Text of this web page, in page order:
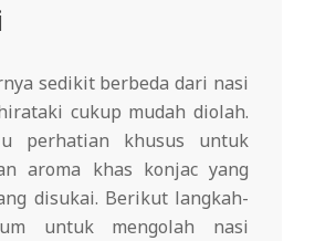
sedikit berbeda dari nasi
cukup mudah diolah.
perhatian khusus untuk
aroma khas konjac yang
disukai. Berikut langkah-
untuk mengolah nasi